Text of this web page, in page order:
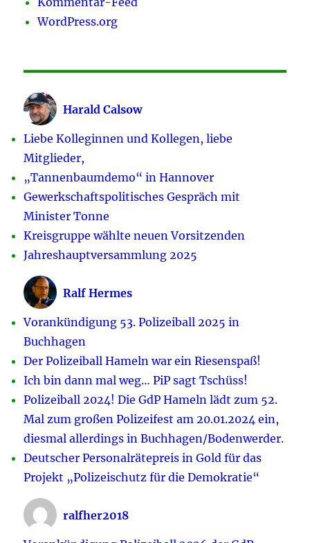
WordPress.org
Harald Calsow
Liebe Kolleginnen und Kollegen, liebe
Mitglieder,
„Tannenbaumdemo“ in Hannover
Gewerkschaftspolitisches Gespräch mit
Minister Tonne
Kreisgruppe wählte neuen Vorsitzenden
Jahreshauptversammlung 2025
Ralf Hermes
Vorankündigung 53. Polizeiball 2025 in
Buchhagen
Der Polizeiball Hameln war ein Riesenspaß!
Ich bin dann mal weg… PiP sagt Tschüss!
Polizeiball 2024! Die GdP Hameln lädt zum 52.
Mal zum großen Polizeifest am 20.01.2024 ein,
diesmal allerdings in Buchhagen/Bodenwerder.
Deutscher Personalrätepreis in Gold für das
Projekt „Polizeischutz für die Demokratie“
ralfher2018